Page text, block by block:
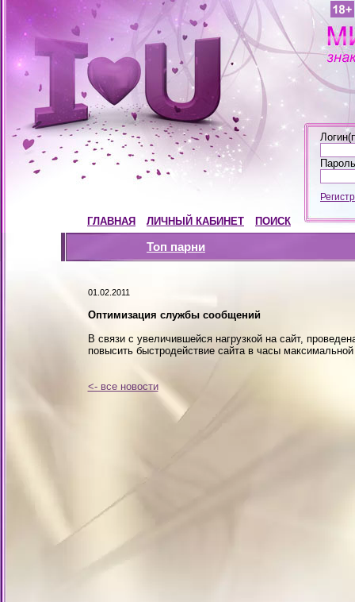
ГЛАВНАЯ ЛИЧНЫЙ КАБИНЕТ ПОИСК
Топ парни
01.02.2011
Оптимизация службы сообщений
В связи с увеличившейся нагрузкой на сайт,
повысить быстродействие сайта в часы максимальной
<- все новости